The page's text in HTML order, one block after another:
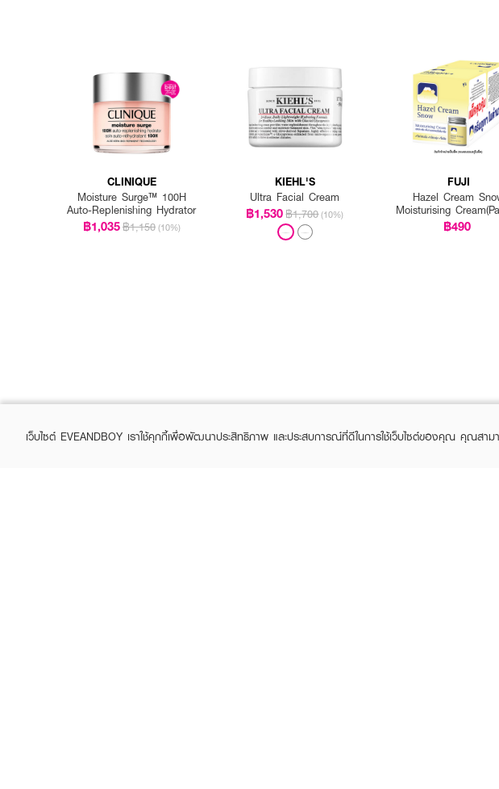
CLINIQUE
Moisture Surge™ 100H
Auto-Replenishing Hydrator
฿1,035฿1,150 (10%)
KIEHL'S
Ultra Facial Cream
฿1,530฿1,700 (10%)
FUJI
Hazel Cream
Moisturising
Get 1 Free)
฿490
เว็บไซต์ EVEANDBOY เราใช้คุกกี้เพื่อพัฒนาประสิทธิภาพ และประสบการณ์ที่ดีในการใช้เว็บไซต์ของคุณ คุณสาม